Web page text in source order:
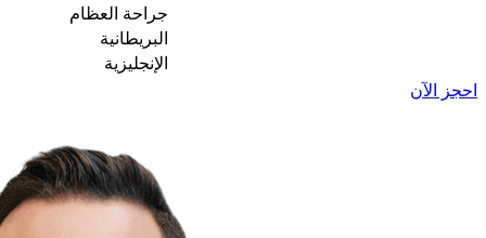
جراحة العظام
البريطانية
الإنجليزية
احجز الآن